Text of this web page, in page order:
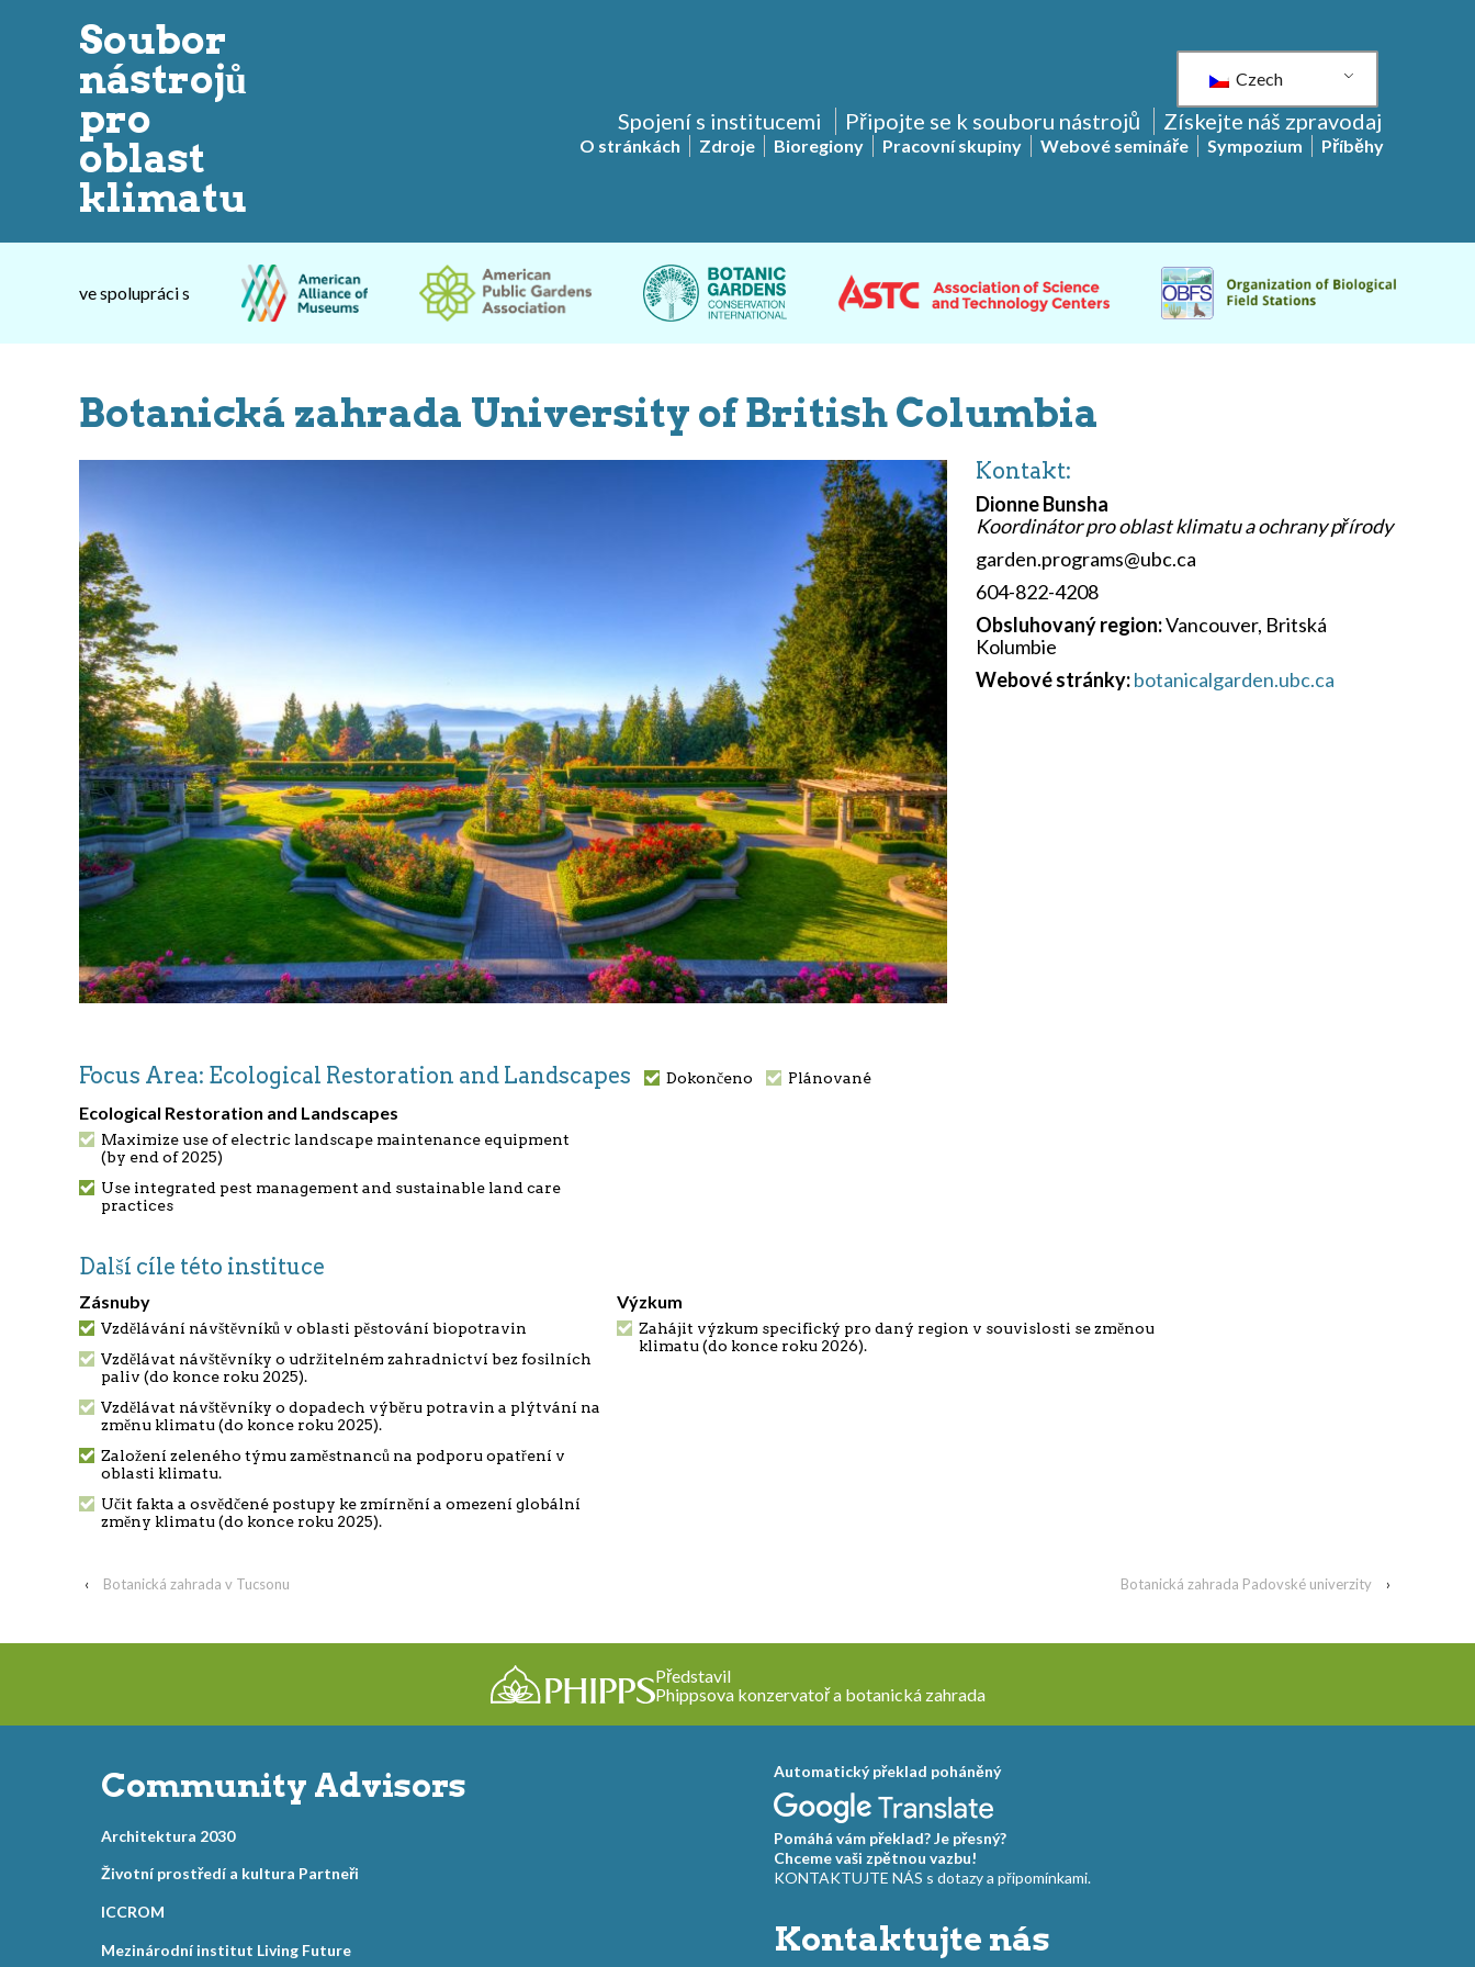
Soubor
nástrojů
pro
oblast
klimatu
Czech
Spojení s institucemi Připojte se k souboru nástrojů Získejte náš zpravodaj
O stránkách Zdroje Bioregiony Pracovní skupiny Webové semináře Sympozium Příběhy
ve spolupráci s
Botanická zahrada University of British Columbia
Kontakt:
Dionne Bunsha
Koordinátor pro oblast klimatu a ochrany přírody
garden.programs@ubc.ca
604-822-4208
Obsluhovaný region:Vancouver, Britská
Kolumbie
Webové stránky:botanicalgarden.ubc.ca
Focus Area: Ecological Restoration and Landscapes Dokončeno Plánované
Ecological Restoration and Landscapes
Maximize use of electric landscape maintenance equipment
(by end of 2025)
Use integrated pest management and sustainable land care
practices
Další cíle této instituce
Zásnuby
Vzdělávání návštěvníků v oblasti pěstování biopotravin
Vzdělávat návštěvníky o udržitelném zahradnictví bez fosilních
paliv (do konce roku 2025).
Vzdělávat návštěvníky o dopadech výběru potravin a plýtvání na
změnu klimatu (do konce roku 2025).
Založení zeleného týmu zaměstnanců na podporu opatření v
oblasti klimatu.
Učit fakta a osvědčené postupy ke zmírnění a omezení globální
změny klimatu (do konce roku 2025).
Výzkum
Zahájit výzkum specifický pro daný region v souvislosti se změnou
klimatu (do konce roku 2026).
‹ Botanická zahrada v Tucsonu Botanická zahrada Padovské univerzity ›
Představil
Phippsova konzervatoř a botanická zahrada
Community Advisors
Architektura 2030
Životní prostředí a kultura Partneři
ICCROM
Mezinárodní institut Living Future
Automatický překlad poháněný
Pomáhá vám překlad? Je přesný?
Chceme vaši zpětnou vazbu!
KONTAKTUJTE NÁS s dotazy a připomínkami.
Kontaktujte nás